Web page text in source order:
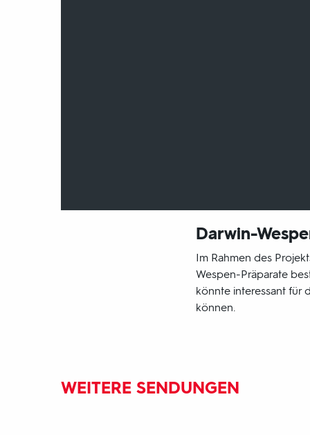
Darwin-
Im Rahmen des
Wespen-Präparate
könnte interessant für
können.
WEITERE SENDUNGEN